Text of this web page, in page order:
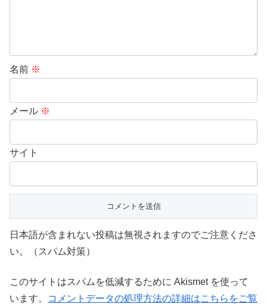
名前 ※
メール ※
サイト
日本語が含まれない投稿は無視されますのでご注意くださ
い。（スパム対策）
このサイトはスパムを低減するために Akismet を使って
います。
コメントデータの処理方法の詳細はこちらをご覧